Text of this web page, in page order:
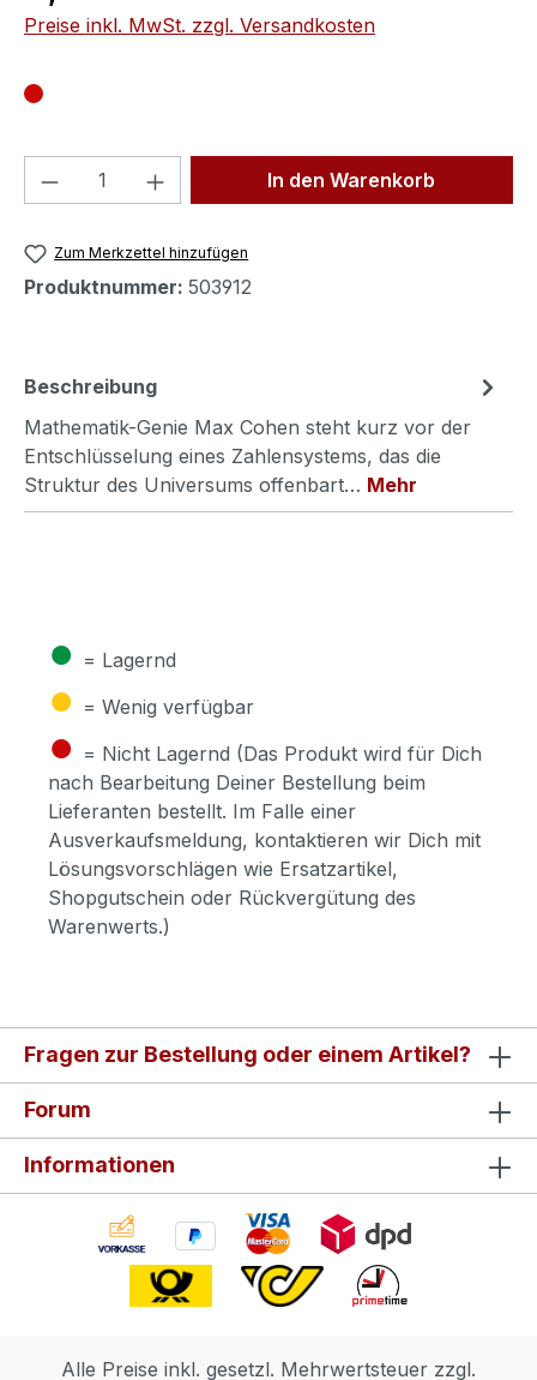
Preise inkl. MwSt. zzgl. Versandkosten
Produkt Anzahl: Gib denIn den Warenkorb
Zum Merkzettel hinzufügen
Produktnummer: 503912
Beschreibung
Mathematik-Genie Max Cohen steht kurz vor der
Entschlüsselung eines Zahlensystems, das die
Struktur des Universums offenbart… Mehr
● = Lagernd
● = Wenig verfügbar
● = Nicht Lagernd (Das Produkt wird für Dich
nach Bearbeitung Deiner Bestellung beim
Lieferanten bestellt. Im Falle einer
Ausverkaufsmeldung, kontaktieren wir Dich mit
Lösungsvorschlägen wie Ersatzartikel,
Shopgutschein oder Rückvergütung des
Warenwerts.)
Fragen zur Bestellung oder einem Artikel?
Forum
Informationen
Alle Preise inkl. gesetzl. Mehrwertsteuer zzgl.